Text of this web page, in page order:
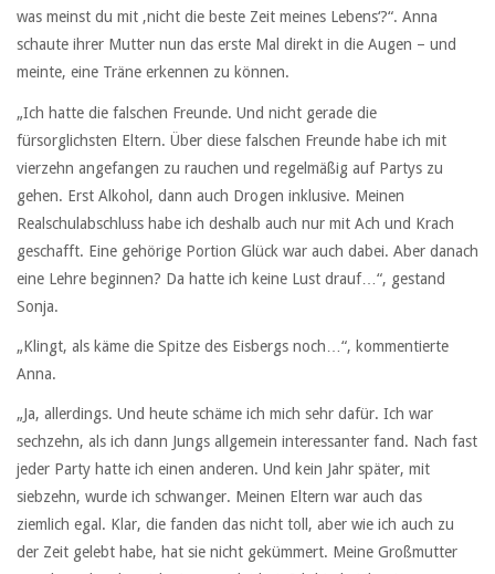
was meinst du mit ‚nicht die beste Zeit meines Lebens‘?“. Anna
schaute ihrer Mutter nun das erste Mal direkt in die Augen – und
meinte, eine Träne erkennen zu können.
„Ich hatte die falschen Freunde. Und nicht gerade die
fürsorglichsten Eltern. Über diese falschen Freunde habe ich mit
vierzehn angefangen zu rauchen und regelmäßig auf Partys zu
gehen. Erst Alkohol, dann auch Drogen inklusive. Meinen
Realschulabschluss habe ich deshalb auch nur mit Ach und Krach
geschafft. Eine gehörige Portion Glück war auch dabei. Aber danach
eine Lehre beginnen? Da hatte ich keine Lust drauf…“, gestand
Sonja.
„Klingt, als käme die Spitze des Eisbergs noch…“, kommentierte
Anna.
„Ja, allerdings. Und heute schäme ich mich sehr dafür. Ich war
sechzehn, als ich dann Jungs allgemein interessanter fand. Nach fast
jeder Party hatte ich einen anderen. Und kein Jahr später, mit
siebzehn, wurde ich schwanger. Meinen Eltern war auch das
ziemlich egal. Klar, die fanden das nicht toll, aber wie ich auch zu
der Zeit gelebt habe, hat sie nicht gekümmert. Meine Großmutter